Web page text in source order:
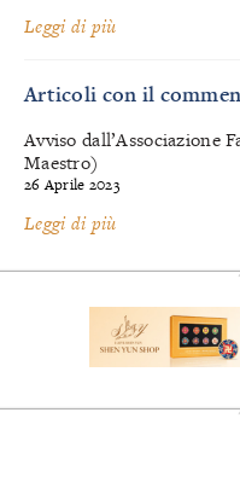
Leggi di più
Articoli con il
Avviso dall’Associazione
Maestro)
26 Aprile 2023
Leggi di più